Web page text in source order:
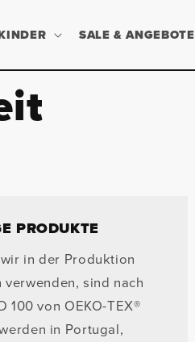
SALE & ANGEBOTE
PRODUKTE
in der Produktion
sind nach
100 von OEKO-TEX®
in Portugal,